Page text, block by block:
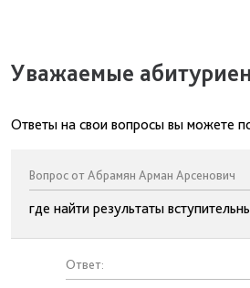
Уважаемые
Ответы на свои вопросы вы можете
Вопрос от Абрамян Арман Арсенович
где найти результаты
Ответ: